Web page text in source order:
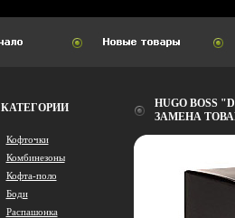
КАТЕГОРИИ
Кофточки
Комбинезоны
Кофта-поло
Боди
Распашонка
HUGO
ЗАМЕНА